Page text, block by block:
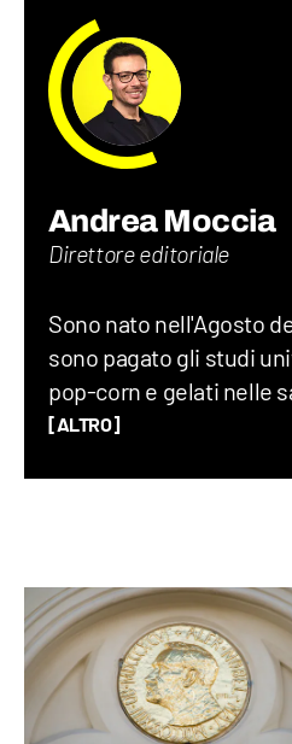
Andrea Moccia
Direttore editoriale
Sono nato nell'Agosto
sono pagato gli studi
pop-corn e gelati nelle
lavorato per dieci anni in
gruppo Ciaopeople.
cultura sia la più grande
Paese e ho deciso di
offrire un contributo e
persone alla
[ALTRO]